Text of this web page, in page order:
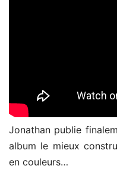
Jonathan publie
album le mieux
en couleurs…